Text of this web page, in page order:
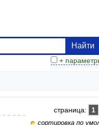
+
Найти
страница: 1
сортировка по